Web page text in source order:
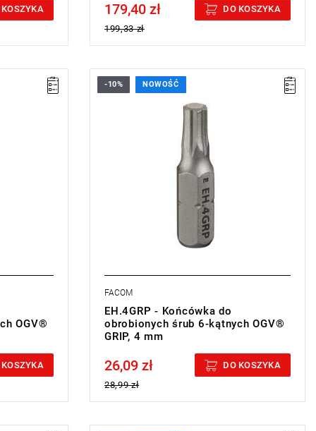
KOSZYKA Price tax included
179,40 zł
199,33 zł
DO KOSZYKA
OGV®
KOSZYKA
• Rozmiar: 4 mm,
-10% NOWOŚĆ
FACOM
EH.4GRP - Końcówka do
obrobionych śrub 6-kątnych OGV®
GRIP, 4 mm
Price tax included
26,09 zł
28,99 zł
DO KOSZYKA